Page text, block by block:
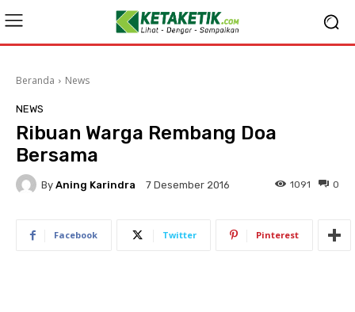
Beranda News
NEWS
Ribuan Warga Rembang Doa
Bersama
By Aning Karindra 7 Desember 2016 0
1091
Facebook Twitter Pinterest